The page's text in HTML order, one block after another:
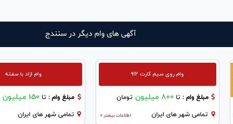
آگهی های وام دیگر در سنندج
وام روی سیم کارت ۹۱۲
مبلغ وام :تا 800 میلیون تومان
اطلاعات بیشتر > تمامی شهر های ایران
وام ازاد با سفته
مبلغ وام : تا 150 میلیون
تمامی شهر های ایران